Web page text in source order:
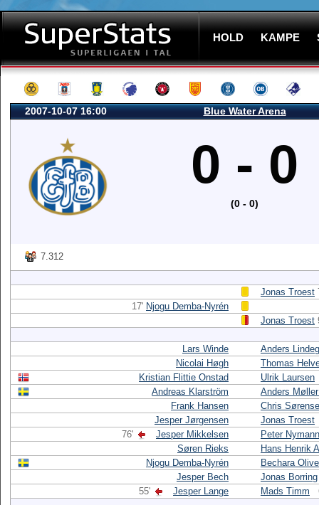
HOLD KAMPE
2007-10-07 16:00 Blue Water Arena
0 - 0
(0 - 0)
7.312
Jonas Troest
17' Njogu Demba-Nyrén
Jonas Troest
Lars Winde
Anders
Nicolai Høgh
Thomas
Kristian Flittie Onstad
Ulrik Laursen
Andreas Klarström
Anders
Frank Hansen
Chris
Jesper Jørgensen
Jonas Troest
76'
Jesper Mikkelsen
Peter Nymann
Søren Rieks
Hans Henrik
Njogu Demba-Nyrén
Bechara
Jesper Bech
Jonas Borring
55'
Jesper Lange Mads Timm